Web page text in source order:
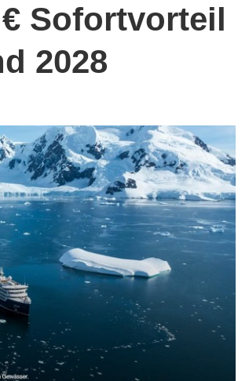
Sofortvorteil
2028